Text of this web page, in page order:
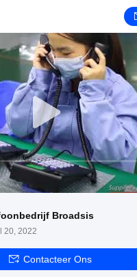
Broadsis
20, 2022
Contacteer Ons